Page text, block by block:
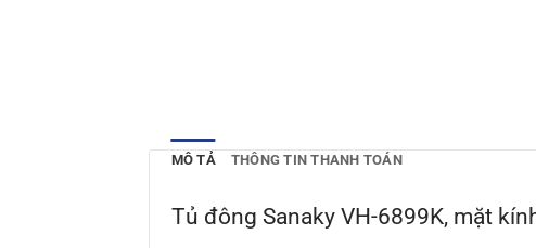
MÔ TẢ THÔNG TIN THANH TOÁN
Tủ đông Sanaky VH-6899K, mặt